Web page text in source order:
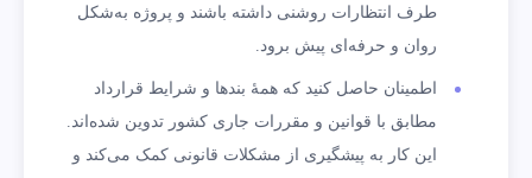
طرف انتظارات روشنی داشته باشند و پروژه به‌شکل
روان و حرفه‌ای پیش برود.
اطمینان حاصل کنید که همۀ بندها و شرایط قرارداد
مطابق با قوانین و مقررات جاری کشور تدوین شده‌اند.
این کار به پیشگیری از مشکلات قانونی کمک می‌کند و